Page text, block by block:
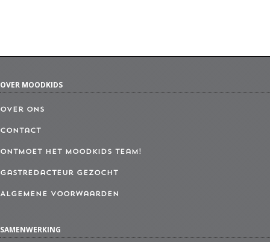
OVER MOODKIDS
Over ons
Contact
Ontmoet het MoodKids Team!
Gastredacteur gezocht
Algemene Voorwaarden
SAMENWERKING